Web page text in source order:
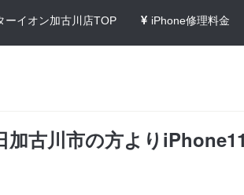
ーイオン加古川店TOP iPhone修理料金
加古川市の方より